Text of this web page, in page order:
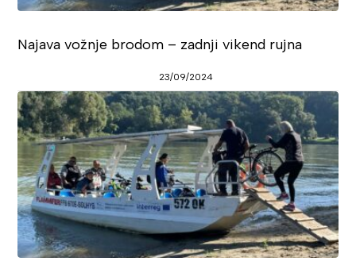
Najava vožnje brodom – zadnji vikend rujna
23/09/2024